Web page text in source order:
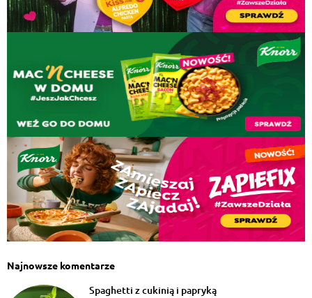
Najnowsze komentarze
Spaghetti z cukinią i papryką